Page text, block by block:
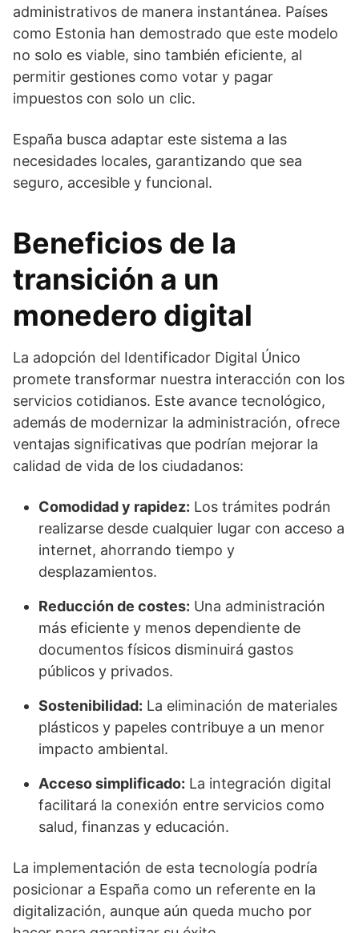
administrativos de manera instantánea. Países
como Estonia han demostrado que este modelo
no solo es viable, sino también eficiente, al
permitir gestiones como votar y pagar
impuestos con solo un clic.
España busca adaptar este sistema a las
necesidades locales, garantizando que sea
seguro, accesible y funcional.
Beneficios de la
transición a un
monedero digital
La adopción del Identificador Digital Único
promete transformar nuestra interacción con los
servicios cotidianos. Este avance tecnológico,
además de modernizar la administración, ofrece
ventajas significativas que podrían mejorar la
calidad de vida de los ciudadanos:
Comodidad y rapidez: Los trámites podrán
realizarse desde cualquier lugar con acceso a
internet, ahorrando tiempo y
desplazamientos.
Reducción de costes: Una administración
más eficiente y menos dependiente de
documentos físicos disminuirá gastos
públicos y privados.
Sostenibilidad: La eliminación de materiales
plásticos y papeles contribuye a un menor
impacto ambiental.
Acceso simplificado: La integración digital
facilitará la conexión entre servicios como
salud, finanzas y educación.
La implementación de esta tecnología podría
posicionar a España como un referente en la
digitalización, aunque aún queda mucho por